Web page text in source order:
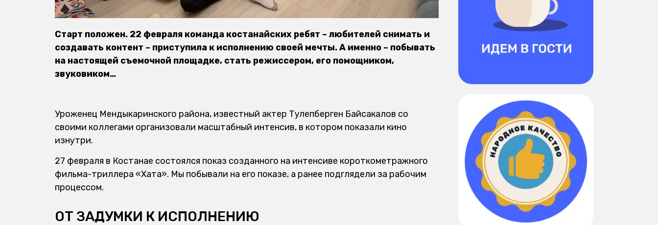
Старт положен. 22 февраля команда костанайских ребят – любителей снимать и
создавать контент – приступила к исполнению своей мечты. А именно – побывать
на настоящей съемочной площадке, стать режиссером, его помощником,
звуковиком…
Уроженец Мендыкаринского района, известный актер Тулепберген Байсакалов со
своими коллегами организовали масштабный интенсив, в котором показали кино
изнутри.
27 февраля в Костанае состоялся показ созданного на интенсиве короткометражного
фильма-триллера «Хата». Мы побывали на его показе, а ранее подглядели за рабочим
процессом.
ОТ ЗАДУМКИ К ИСПОЛНЕНИЮ